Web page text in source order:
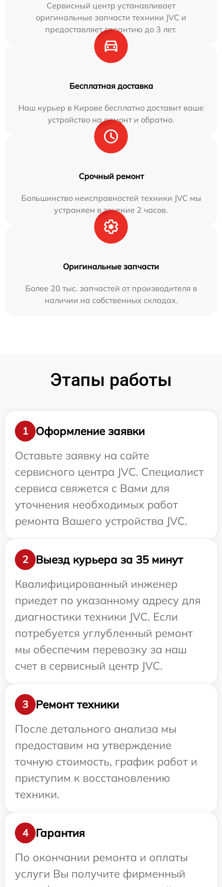
Сервисный центр устанавливает
оригинальные запчасти техники JVC и
предоставляет гарантию до 3 лет.
Бесплатная доставка
Наш курьер в Кирове бесплатно доставит ваше
устройство на ремонт и обратно.
Срочный ремонт
Большинство неисправностей техники JVC мы
устраняем в течение 2 часов.
Оригинальные запчасти
Более 20 тыс. запчастей от производителя в
наличии на собственных складах.
Этапы работы
1
Оформление заявки
Оставьте заявку на сайте
сервисного центра JVC. Специалист
сервиса свяжется с Вами для
уточнения необходимых работ
ремонта Вашего устройства JVC.
2
Выезд курьера за 35 минут
Квалифицированный инженер
приедет по указанному адресу для
диагностики техники JVC. Если
потребуется углубленный ремонт
мы обеспечим перевозку за наш
счет в сервисный центр JVC.
3
Ремонт техники
После детального анализа мы
предоставим на утверждение
точную стоимость, график работ и
приступим к восстановлению
техники.
4
Гарантия
По окончании ремонта и оплаты
услуги Вы получите фирменный